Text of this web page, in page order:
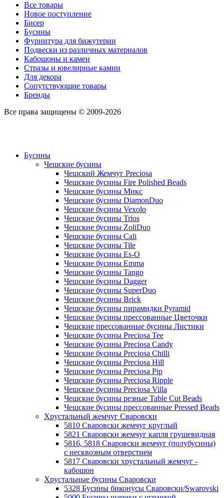
Все товары
Новое поступление
Бисер
Бусины
Фурнитура для бижутерии
Подвески из различных материалов
Кабошоны и камеи
Стразы и ювелирные камни
Для декора
Сопутствующие товары
Бренды
Все права защищены © 2009-2026
Бусины
Чешские бусины
Чешский Жемчуг Preciosa
Чешские бусины Fire Polished Beads
Чешские бусины Микс
Чешские бусины DiamonDuo
Чешские бусины Vexolo
Чешские бусины Trios
Чешские бусины ZoliDuo
Чешские бусины Cali
Чешские бусины Tile
Чешские бусины Es-O
Чешские бусины Emma
Чешские бусины Tango
Чешские бусины Dagger
Чешские бусины SuperDuo
Чешские бусины Brick
Чешские бусины пирамидки Pyramid
Чешские бусины прессованные Цветочки
Чешские прессованные бусины Листики
Чешские бусины Preciosa Tee
Чешские бусины Preciosa Candy
Чешские бусины Preciosa Chilli
Чешские бусины Preciosa Hill
Чешские бусины Preciosa Pip
Чешские бусины Preciosa Ripple
Чешские бусины Preciosa Villa
Чешские бусины резные Table Cut Beads
Чешские бусины прессованные Pressed Beads
Хрустальный жемчуг Сваровски
5810 Сваровски жемчуг круглый
5821 Сваровски жемчуг капля грушевидная
5816, 5818 Сваровски жемчуг (полубусины)
с несквозным отверстием
5817 Сваровски хрустальный жемчуг -
кабошон
Хрустальные бусины Сваровски
5328 Бусины биконусы Сваровски/Swarovski